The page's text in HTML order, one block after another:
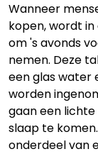
Wanneer
kopen, wordt
om 's avonds
nemen. Deze
een glas water
worden
gaan een
slaap te
onderdeel van